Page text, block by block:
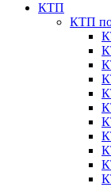
КТП
КТП